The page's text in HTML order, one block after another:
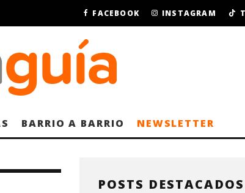
FACEBOOK INSTAGRAM
BARRIO A BARRIO NEWSLETTER
POSTS DESTACADOS